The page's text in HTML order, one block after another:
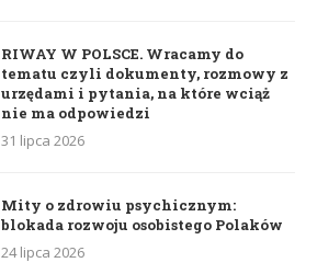
RIWAY W POLSCE. Wracamy do
tematu czyli dokumenty, rozmowy z
urzędami i pytania, na które wciąż
nie ma odpowiedzi
31 lipca 2026
Mity o zdrowiu psychicznym:
blokada rozwoju osobistego Polaków
24 lipca 2026